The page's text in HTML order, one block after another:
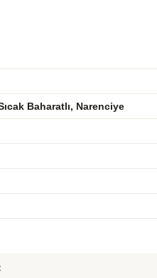
Baharatlı, Narenciye